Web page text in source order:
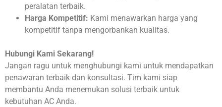
peralatan terbaik.
Harga Kompetitif: Kami menawarkan harga yang
kompetitif tanpa mengorbankan kualitas.
Hubungi Kami Sekarang!
Jangan ragu untuk menghubungi kami untuk mendapatkan
penawaran terbaik dan konsultasi. Tim kami siap
membantu Anda menemukan solusi terbaik untuk
kebutuhan AC Anda.